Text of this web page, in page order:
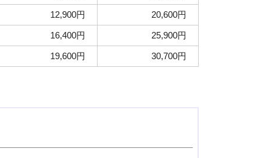
12,900円 20,600円
16,400円 25,900円
19,600円 30,700円